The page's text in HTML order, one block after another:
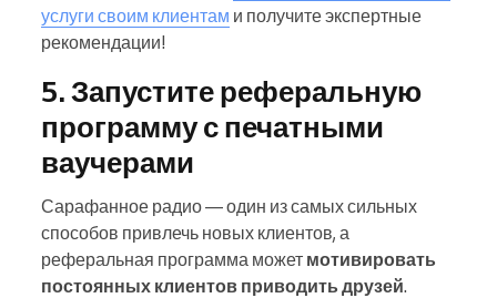
услуги своим клиентам и получите экспертные
рекомендации!
5. Запустите реферальную
программу с печатными
ваучерами
Сарафанное радио — один из самых сильных
способов привлечь новых клиентов, а
реферальная программа может мотивировать
постоянных клиентов приводить друзей.